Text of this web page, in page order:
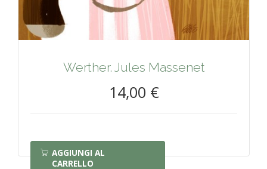
Werther. Jules Massenet
14,00 €
AGGIUNGI AL
CARRELLO